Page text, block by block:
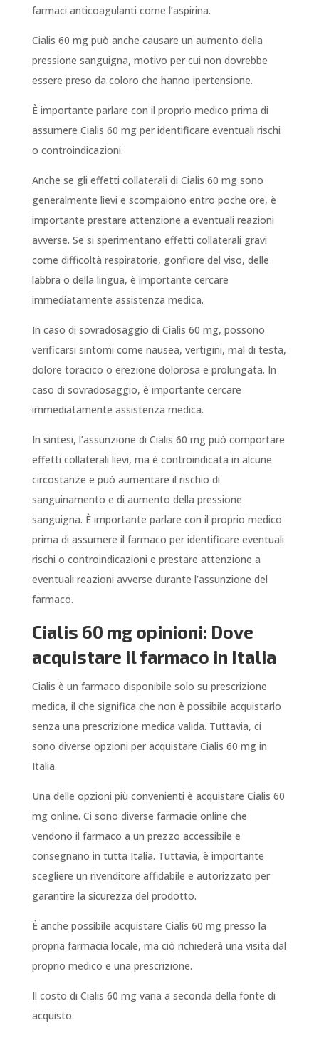
farmaci anticoagulanti come l’aspirina.
Cialis 60 mg può anche causare un aumento della
pressione sanguigna, motivo per cui non dovrebbe
essere preso da coloro che hanno ipertensione.
È importante parlare con il proprio medico prima di
assumere Cialis 60 mg per identificare eventuali rischi
o controindicazioni.
Anche se gli effetti collaterali di Cialis 60 mg sono
generalmente lievi e scompaiono entro poche ore, è
importante prestare attenzione a eventuali reazioni
avverse. Se si sperimentano effetti collaterali gravi
come difficoltà respiratorie, gonfiore del viso, delle
labbra o della lingua, è importante cercare
immediatamente assistenza medica.
In caso di sovradosaggio di Cialis 60 mg, possono
verificarsi sintomi come nausea, vertigini, mal di testa,
dolore toracico o erezione dolorosa e prolungata. In
caso di sovradosaggio, è importante cercare
immediatamente assistenza medica.
In sintesi, l’assunzione di Cialis 60 mg può comportare
effetti collaterali lievi, ma è controindicata in alcune
circostanze e può aumentare il rischio di
sanguinamento e di aumento della pressione
sanguigna. È importante parlare con il proprio medico
prima di assumere il farmaco per identificare eventuali
rischi o controindicazioni e prestare attenzione a
eventuali reazioni avverse durante l’assunzione del
farmaco.
Cialis 60 mg opinioni: Dove
acquistare il farmaco in Italia
Cialis è un farmaco disponibile solo su prescrizione
medica, il che significa che non è possibile acquistarlo
senza una prescrizione medica valida. Tuttavia, ci
sono diverse opzioni per acquistare Cialis 60 mg in
Italia.
Una delle opzioni più convenienti è acquistare Cialis 60
mg online. Ci sono diverse farmacie online che
vendono il farmaco a un prezzo accessibile e
consegnano in tutta Italia. Tuttavia, è importante
scegliere un rivenditore affidabile e autorizzato per
garantire la sicurezza del prodotto.
È anche possibile acquistare Cialis 60 mg presso la
propria farmacia locale, ma ciò richiederà una visita dal
proprio medico e una prescrizione.
Il costo di Cialis 60 mg varia a seconda della fonte di
acquisto.